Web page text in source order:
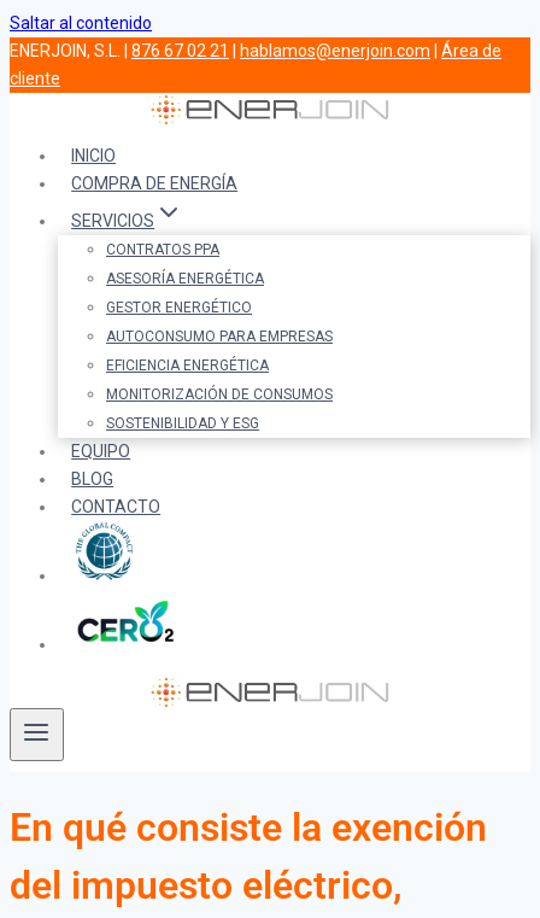
Saltar al contenido
ENERJOIN, S.L. | 876 67 02 21 hablamos@enerjoin.com
Área de
cliente
INICIO
COMPRA DE ENERGÍA
SERVICIOS
CONTRATOS PPA
ASESORÍA ENERGÉTICA
GESTOR ENERGÉTICO
AUTOCONSUMO PARA EMPRESAS
EFICIENCIA ENERGÉTICA
MONITORIZACIÓN DE CONSUMOS
SOSTENIBILIDAD Y ESG
EQUIPO
BLOG
CONTACTO
En qué consiste la exención
del impuesto eléctrico,